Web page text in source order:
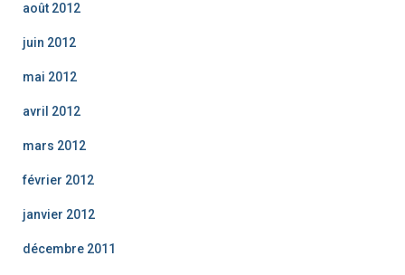
août 2012
juin 2012
mai 2012
avril 2012
mars 2012
février 2012
janvier 2012
décembre 2011